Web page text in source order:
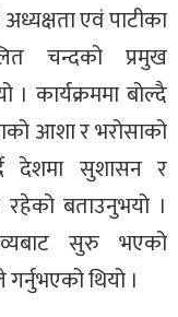
एवं पाटीका
चन्दको प्रमुख
। कार्यक्रममा बोल्दै
आशा र भरोसाको
देशमा सुशासन र
रहेको बताउनुभयो ।
सुरु भएको
थियो ।